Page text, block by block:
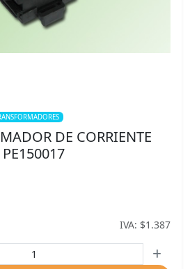
DE CORRIENTE
IVA: $1.387